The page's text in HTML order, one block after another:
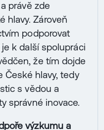
právě zde
hlavy. Zároveň
podporovat
k další spolupráci
že tím dojde
České hlavy, tedy
s vědou a
správné inovace.
výzkumu a